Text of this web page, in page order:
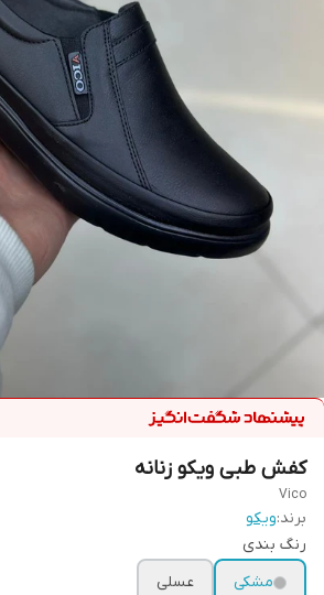
کفش طبی ویکو زنانه
Vico
برند:ویکو
رنگ بندی
مشکی
عسلی